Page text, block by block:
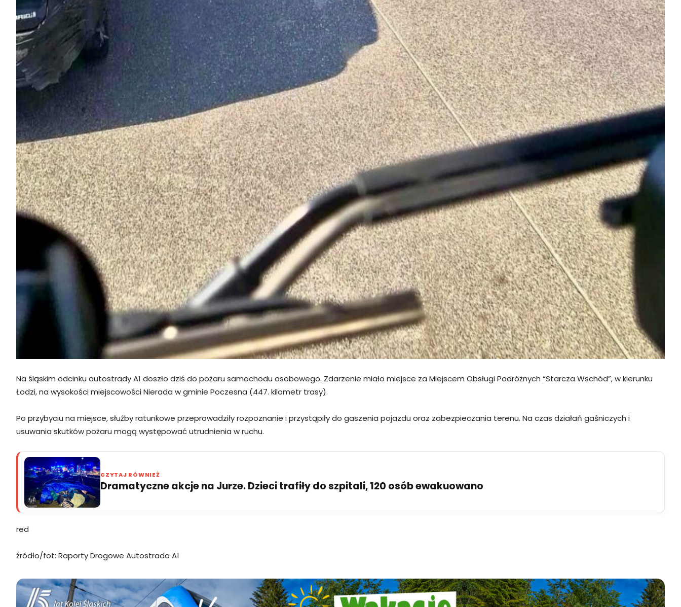
Na śląskim odcinku autostrady A1 doszło dziś do pożaru samochodu osobowego. Zdarzenie miało miejsce za Miejscem Obsługi Podróżnych “Starcza Wschód”, w kierunku
Łodzi, na wysokości miejscowości Nierada w gminie Poczesna (447. kilometr trasy).
Po przybyciu na miejsce, służby ratunkowe przeprowadziły rozpoznanie i przystąpiły do gaszenia pojazdu oraz zabezpieczania terenu. Na czas działań gaśniczych i
usuwania skutków pożaru mogą występować utrudnienia w ruchu.
CZYTAJ RÓWNIEŻ
Dramatyczne akcje na Jurze. Dzieci trafiły do szpitali, 120 osób ewakuowano
red
źródło/fot: Raporty Drogowe Autostrada A1